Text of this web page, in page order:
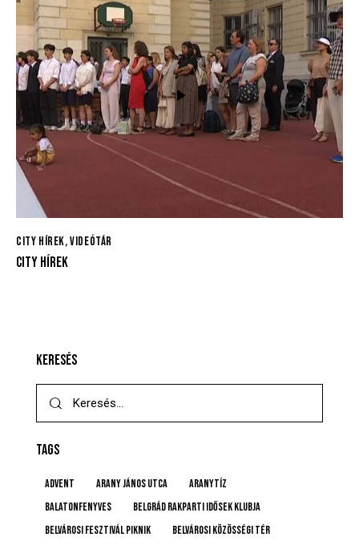
CITY HÍREK,VIDEÓTÁR
CITY HÍREK
KERESÉS
TAGS
advent Arany János utca
Aranytíz
Balatonfenyves
Belgrád Rakparti Idősek Klubja
Belvárosi Fesztivál Piknik
Belvárosi Közösségi Tér